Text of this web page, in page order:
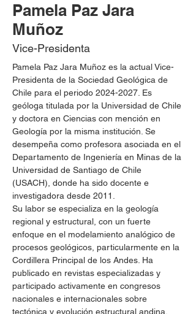
Pamela Paz Jara
Muñoz
Vice-Presidenta
Pamela Paz Jara Muñoz es la actual Vice-
Presidenta de la Sociedad Geológica de
Chile para el periodo 2024-2027. Es
geóloga titulada por la Universidad de Chile
y doctora en Ciencias con mención en
Geología por la misma institución. Se
desempeña como profesora asociada en el
Departamento de Ingeniería en Minas de la
Universidad de Santiago de Chile
(USACH), donde ha sido docente e
investigadora desde 2011.​
Su labor se especializa en la geología
regional y estructural, con un fuerte
enfoque en el modelamiento analógico de
procesos geológicos, particularmente en la
Cordillera Principal de los Andes. Ha
publicado en revistas especializadas y
participado activamente en congresos
nacionales e internacionales sobre
tectónica y evolución estructural andina.